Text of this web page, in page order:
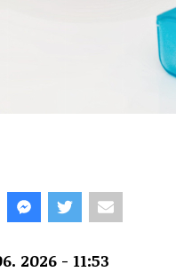
2026 - 11:53